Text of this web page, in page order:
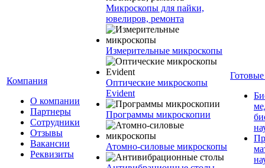
Компания
О компании
Партнеры
Сотрудники
Отзывы
Вакансии
Реквизиты
Микроскопы для пайки,
ювелиров, ремонта
Измерительные микроскопы
Оптические микроскопы
Evident
Программы микроскопии
Атомно-силовые микроскопы